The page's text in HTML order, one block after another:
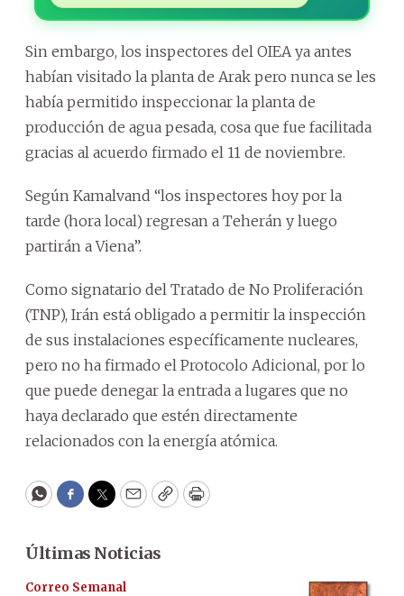
Sin embargo, los inspectores del OIEA ya antes
habían visitado la planta de Arak pero nunca se les
había permitido inspeccionar la planta de
producción de agua pesada, cosa que fue facilitada
gracias al acuerdo firmado el 11 de noviembre.
Según Kamalvand “los inspectores hoy por la
tarde (hora local) regresan a Teherán y luego
partirán a Viena”.
Como signatario del Tratado de No Proliferación
(TNP), Irán está obligado a permitir la inspección
de sus instalaciones específicamente nucleares,
pero no ha firmado el Protocolo Adicional, por lo
que puede denegar la entrada a lugares que no
haya declarado que estén directamente
relacionados con la energía atómica.
WhatsApp
Facebook
Twitter
EmailCopyPrint
Últimas Noticias
Correo Semanal